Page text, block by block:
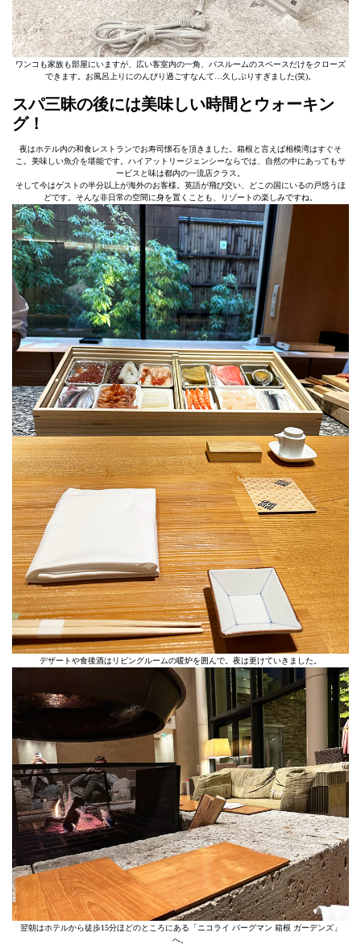
ワンコも家族も部屋にいますが、広い客室内の一角、バスルームのスペースだけをクローズ
できます。お風呂上りにのんびり過ごすなんて…久しぶりすぎました(笑)。
スパ三昧の後には美味しい時間とウォーキン
グ！
夜はホテル内の和食レストランでお寿司懐石を頂きました。箱根と言えば相模湾はすぐそ
こ。美味しい魚介を堪能です。ハイアットリージェンシーならでは、自然の中にあってもサ
ービスと味は都内の一流店クラス。
そして今はゲストの半分以上が海外のお客様。英語が飛び交い、どこの国にいるの戸惑うほ
どです。そんな非日常の空間に身を置くことも、リゾートの楽しみですね。
デザートや食後酒はリビングルームの暖炉を囲んで。夜は更けていきました。
翌朝はホテルから徒歩15分ほどのところにある「ニコライ バーグマン 箱根 ガーデンズ」
へ。